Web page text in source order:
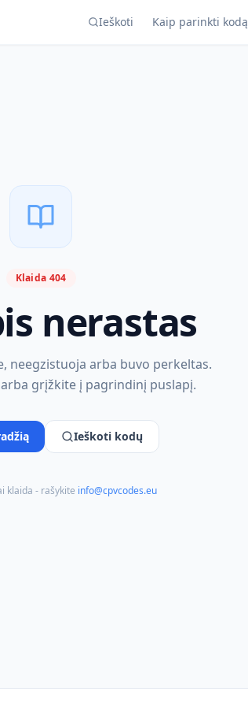
Ieškoti Kaip parinkti kodą
Klaida 404
nerastas
neegzistuoja arba buvo perkeltas.
grįžkite į pagrindinį puslapį.
Ieškoti kodų
klaida - rašykite info@cpvcodes.eu